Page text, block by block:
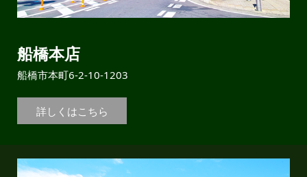
船橋本店
船橋市本町6-2-10-1203
詳しくはこちら